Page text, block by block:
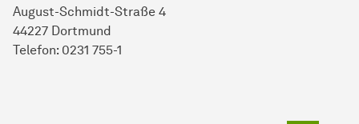
August-Schmidt-Straße 4
44227 Dortmund
Telefon: 0231 755-1